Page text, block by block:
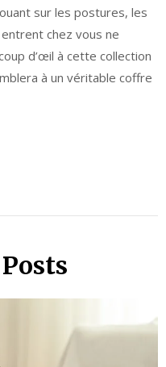
sur les postures, les
chez vous ne
d’œil à cette collection
à un véritable coffre